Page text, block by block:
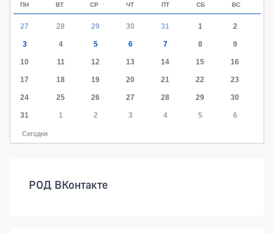
ПН ВТ СР ЧТ ПТ СБ ВС
27 28 29 30 31 1 2
3 4 5 6 7 8 9
10 11 12 13 14 15 16
17 18 19 20 21 22 23
24 25 26 27 28 29 30
31 1 2 3 4 5 6
Сегодня
РОД ВКонтакте